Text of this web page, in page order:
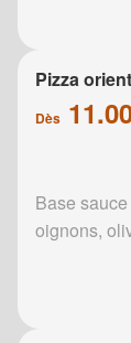
Pizza
Dès
Base
oignons,